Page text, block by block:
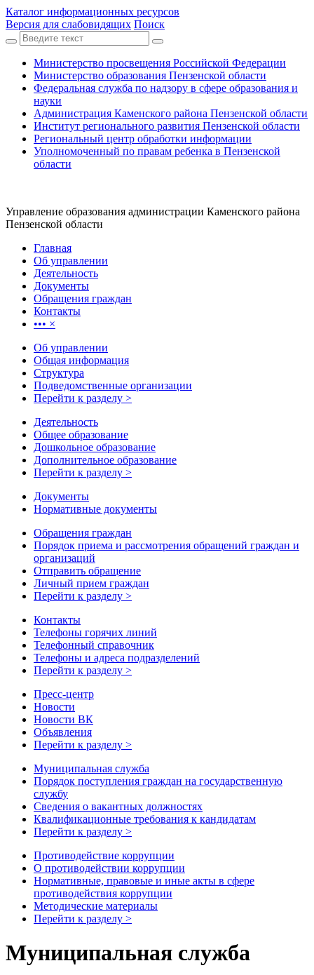
Каталог информационных ресурсов
Версия для слабовидящих Поиск
Министерство просвещения Российской Федерации
Министерство образования Пензенской области
Федеральная служба по надзору в сфере образования и
науки
Администрация Каменского района Пензенской области
Институт регионального развития Пензенской области
Региональный центр обработки информации
Уполномоченный по правам ребенка в Пензенской
области
Управление образования администрации Каменского района
Пензенской области
Главная
Об управлении
Деятельность
Документы
Обращения граждан
Контакты
••• ×
Об управлении
Общая информация
Структура
Подведомственные организации
Перейти к разделу >
Деятельность
Общее образование
Дошкольное образование
Дополнительное образование
Перейти к разделу >
Документы
Нормативные документы
Обращения граждан
Порядок приема и рассмотрения обращений граждан и
организаций
Отправить обращение
Личный прием граждан
Перейти к разделу >
Контакты
Телефоны горячих линий
Телефонный справочник
Телефоны и адреса подразделений
Перейти к разделу >
Пресс-центр
Новости
Новости ВК
Объявления
Перейти к разделу >
Муниципальная служба
Порядок поступления граждан на государственную
службу
Сведения о вакантных должностях
Квалификационные требования к кандидатам
Перейти к разделу >
Противодействие коррупции
О противодействии коррупции
Нормативные, правовые и иные акты в сфере
противодействия коррупции
Методические материалы
Перейти к разделу >
Муниципальная служба